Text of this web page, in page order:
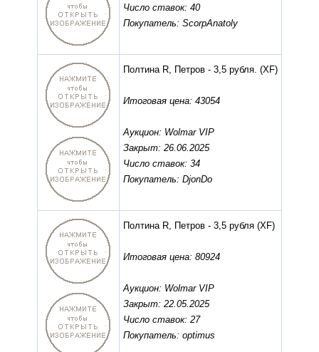
Число ставок: 40
Покупатель: ScorpAnatoly
Полтина R, Петров - 3,5 рубля. (XF)
Итоговая цена: 43054
Аукцион: Wolmar VIP
Закрыт: 26.06.2025
Число ставок: 34
Покупатель: DjonDo
Полтина R, Петров - 3,5 рубля (XF)
Итоговая цена: 80924
Аукцион: Wolmar VIP
Закрыт: 22.05.2025
Число ставок: 27
Покупатель: optimus